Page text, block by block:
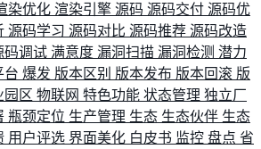
染优化 渲染引擎 源码 源码交付 源码优
源码学习 源码对比 源码推荐 源码改造
码调试 满意度 漏洞扫描 漏洞检测 潜力
台 爆发 版本区别 版本发布 版本回滚 版
园区 物联网 特色功能 状态管理 独立厂
瓶颈定位 生产管理 生态 生态伙伴 生态
用户评选 界面美化 白皮书 监控 盘点 省